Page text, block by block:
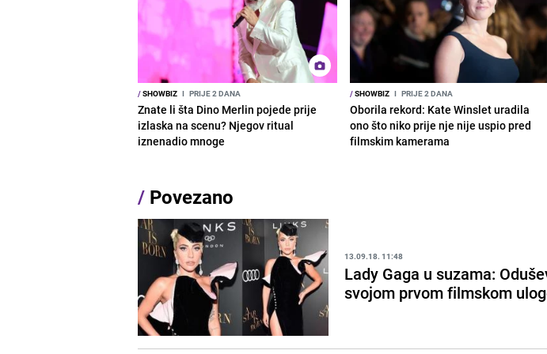
/SHOWBIZ I PRIJE 2 DANA
Znate li šta Dino Merlin pojede prije
izlaska na scenu? Njegov ritual
iznenadio mnoge
/SHOWBIZ I PRIJE 2 DANA
Oborila rekord: Kate Winslet uradila
ono što niko prije nje nije uspio pred
filmskim kamerama
/ Povezano
13.09.18. 11:48
Lady Gaga u suzama:
svojom prvom filmskom